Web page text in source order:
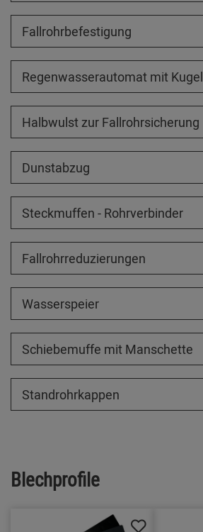
Fallrohrbefestigung
Regenwasserautomat mit Kugel
Halbwulst zur Fallrohrsicherung
Dunstabzug
Steckmuffen - Rohrverbinder
Fallrohrreduzierungen
Wasserspeier
Schiebemuffe mit Manschette
Standrohrkappen
Blechprofile